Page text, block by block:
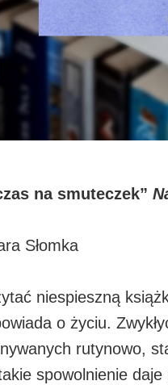
na smuteczek”
Słomka
niespieszną
o życiu.
rutynowo,
spowolnienie